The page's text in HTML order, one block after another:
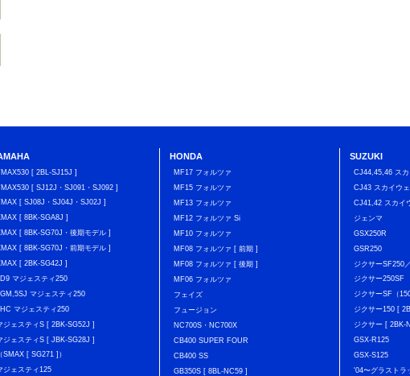
[ 2BL-SJ15J ]
[ SJ12J・SJ091・SJ092 ]
[ SJ08J・SJ04J・SJ02J ]
[ 8BK-SGA8J ]
[ 8BK-SG70J・後期モデル ]
[ 8BK-SG70J・前期モデル ]
[ 2BK-SG42J ]
マジェスティ250
マジェスティ250
マジェスティ250
ジェスティS [ 2BK-SG52J ]
ジェスティS [ JBK-SG28J ]
SMAX [ SG271 ]）
ジェスティ125
HONDA
MF17 フォルツァ
MF15 フォルツァ
MF13 フォルツァ
MF12 フォルツァ Si
MF10 フォルツァ
MF08 フォルツァ [ 前期 ]
MF08 フォルツァ [ 後期 ]
MF06 フォルツァ
フェイズ
フュージョン
NC700S・NC700X
CB400 SUPER FOUR
CB400 SS
GB350S [ 8BL-NC59 ]
SUZUKI
CJ44,45,46 ス
CJ43 スカイウ
CJ41,42 スカイ
ジェンマ
GSX250R
GSR250
ジクサーSF250
ジクサー250SF
ジクサーSF（150
ジクサー150 [
ジクサー [ 2BK-
GSX-R125
GSX-S125
'04〜グラストラ